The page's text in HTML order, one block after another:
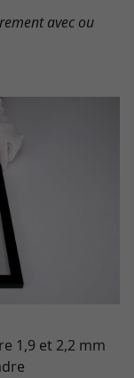
avec ou
1,9 et 2,2 mm